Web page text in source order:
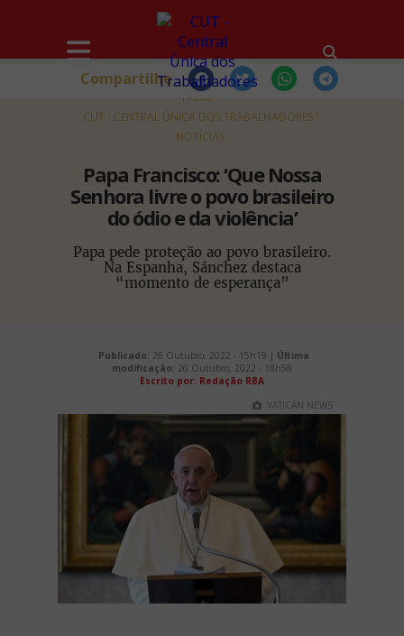
HOME
CUT - CENTRAL ÚNICA DOS TRABALHADORES
NOTÍCIAS
Papa Francisco: ‘Que Nossa
Senhora livre o povo brasileiro
do ódio e da violência’
Papa pede proteção ao povo brasileiro.
Na Espanha, Sánchez destaca
“momento de esperança”
Compartilhe
Publicado: 26 Outubro, 2022 - 15h19 | Última
modificação: 26 Outubro, 2022 - 18h58
Escrito por: Redação RBA
VATICAN NEWS